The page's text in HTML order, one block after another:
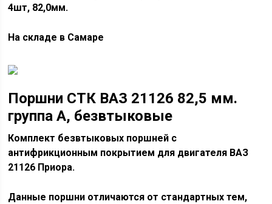
4шт, 82,0мм.
На складе в Самаре
Поршни СТК ВАЗ 21126 82,5 мм.
группа А, безвтыковые
Комплект безвтыковых поршней с
антифрикционным покрытием для двигателя ВАЗ
21126 Приора.
Данные поршни отличаются от стандартных тем,